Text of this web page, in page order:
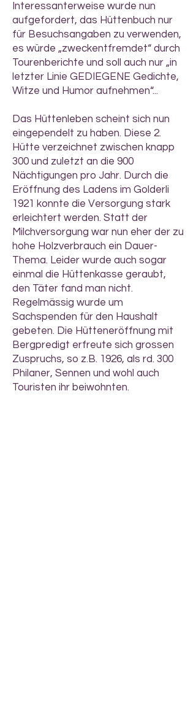
Interessanterweise wurde nun
aufgefordert, das Hüttenbuch nur
für Besuchsangaben zu verwenden,
es würde „zweckentfremdet“ durch
Tourenberichte und soll auch nur „in
letzter Linie GEDIEGENE Gedichte,
Witze und Humor aufnehmen“...
Das Hüttenleben scheint sich nun
eingependelt zu haben. Diese 2.
Hütte verzeichnet zwischen knapp
300 und zuletzt an die 900
Nächtigungen pro Jahr. Durch die
Eröffnung des Ladens im Golderli
1921 konnte die Versorgung stark
erleichtert werden. Statt der
Milchversorgung war nun eher der zu
hohe Holzverbrauch ein Dauer-
Thema. Leider wurde auch sogar
einmal die Hüttenkasse geraubt,
den Täter fand man nicht.
Regelmässig wurde um
Sachspenden für den Haushalt
gebeten. Die Hütteneröffnung mit
Bergpredigt erfreute sich grossen
Zuspruchs, so z.B. 1926, als rd. 300
Philaner, Sennen und wohl auch
Touristen ihr beiwohnten.